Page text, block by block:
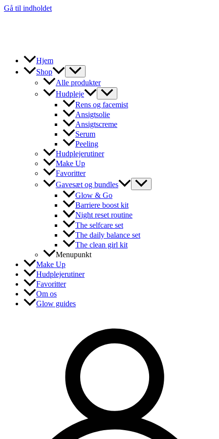
Gå til indholdet
Hjem
Shop
Alle produkter
Hudpleje
Rens og facemist
Ansigtsolie
Ansigtscreme
Serum
Peeling
Hudplejerutiner
Make Up
Favoritter
Gavesæt og bundles
Glow & Go
Barriere boost kit
Night reset routine
The selfcare set
The daily balance set
The clean girl kit
Menupunkt
Make Up
Hudplejerutiner
Favoritter
Om os
Glow guides